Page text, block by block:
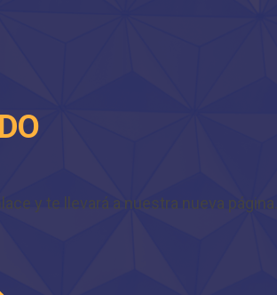
y te llevará a nuestra nueva página.